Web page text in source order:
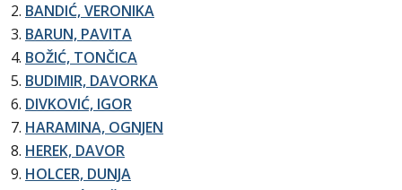
2. BANDIĆ, VERONIKA
3. BARUN, PAVITA
4. BOŽIĆ, TONČICA
5. BUDIMIR, DAVORKA
6. DIVKOVIĆ, IGOR
7. HARAMINA, OGNJEN
8. HEREK, DAVOR
9. HOLCER, DUNJA